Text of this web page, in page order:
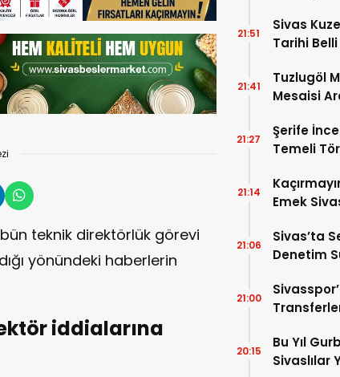
teknik direktörlük görevi
yönündeki haberlerin
iddialarına
Sivas
Tarihi
21:51
Tuzlugöl
Mesaisi
21:41
Şerife İnce
Temeli
21:27
Emek
21:14
Sivas’ta
Denetim
21:06
21:00
Bu Yıl
Sivaslılar
20:15